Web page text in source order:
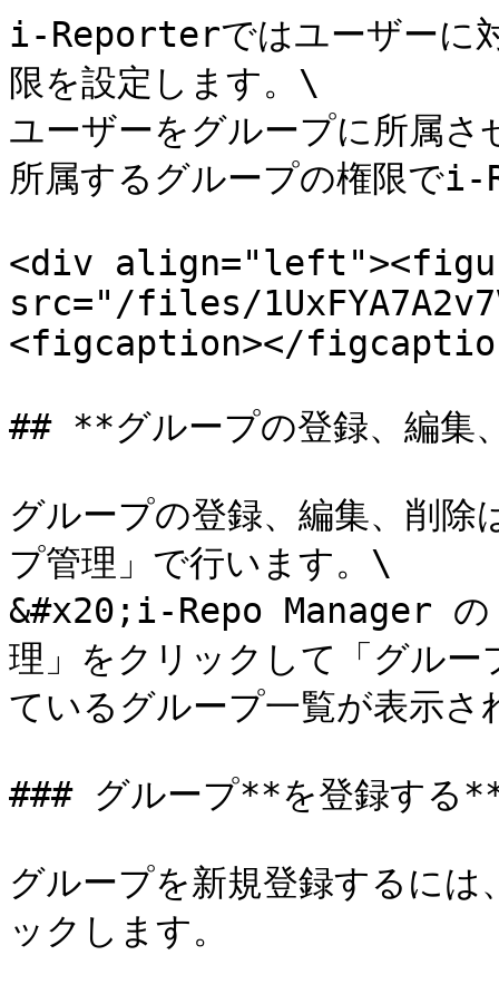
i-Reporterではユーザーに
限を設定します。\
ユーザーをグループに所属
所属するグループの権限で
<div
src="/files/
<figcaption></
## **グループの登録、編集
グループの登録、編集、削
プ管理」で行います。\
&#x20;i-Repo Manager の
理」をクリックして「グル
ているグループ一覧が表示さ
### グループ**を登録する
グループを新規登録するに
ックします。